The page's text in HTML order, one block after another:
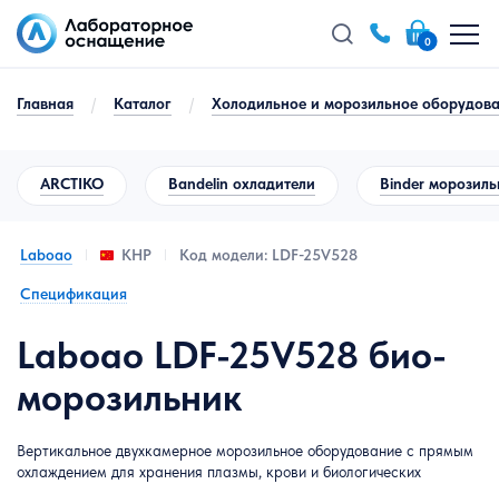
0
Главная / Каталог / Холодильное и морозильное
ARCTIKO Bandelin охладители Binder
Laboao КНР Код модели: LDF-25V528
Спецификация
Laboao LDF-25V528 био-
морозильник
Вертикальное двухкамерное морозильное оборудование с прямым
охлаждением для хранения плазмы, крови и биологических